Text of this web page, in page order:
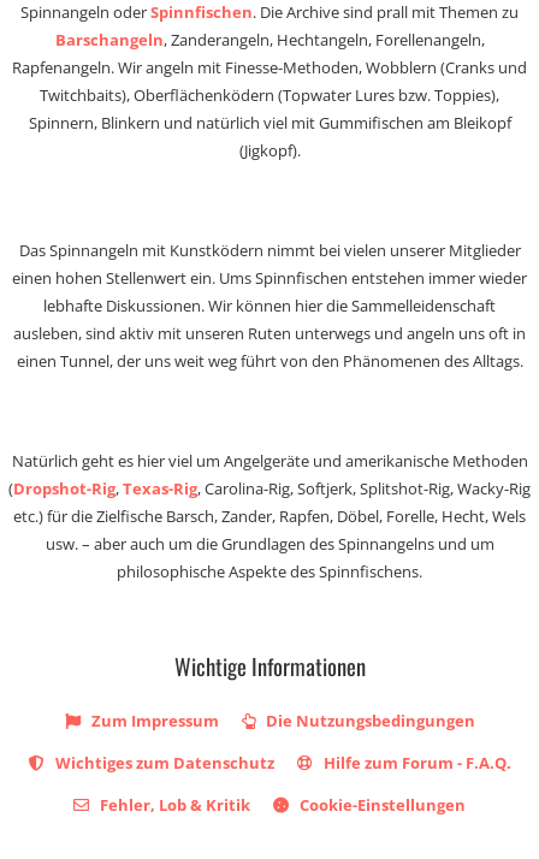
Spinnangeln oderSpinnfischen. Die Archive sind prall mit Themen zu
Barschangeln, Zanderangeln, Hechtangeln, Forellenangeln,
Rapfenangeln. Wir angeln mit Finesse-Methoden, Wobblern (Cranks und
Twitchbaits), Oberflächenködern (Topwater Lures bzw. Toppies),
Spinnern, Blinkern und natürlich viel mit Gummifischen am Bleikopf
(Jigkopf).
Das Spinnangeln mit Kunstködern nimmt bei vielen unserer Mitglieder
einen hohen Stellenwert ein. Ums Spinnfischen entstehen immer wieder
lebhafte Diskussionen. Wir können hier die Sammelleidenschaft
ausleben, sind aktiv mit unseren Ruten unterwegs und angeln uns oft in
einen Tunnel, der uns weit weg führt von den Phänomenen des Alltags.
Natürlich geht es hier viel um Angelgeräte und amerikanische Methoden
(Dropshot-Rig,Texas-Rig, Carolina-Rig, Softjerk, Splitshot-Rig, Wacky-Rig
etc.) für die Zielfische Barsch, Zander, Rapfen, Döbel, Forelle, Hecht, Wels
usw. – aber auch um die Grundlagen des Spinnangelns und um
philosophische Aspekte des Spinnfischens.
Wichtige Informationen
Zum Impressum
Die Nutzungsbedingungen
Wichtiges zum Datenschutz
Hilfe zum Forum - F.A.Q.
Fehler, Lob & Kritik
Cookie-Einstellungen